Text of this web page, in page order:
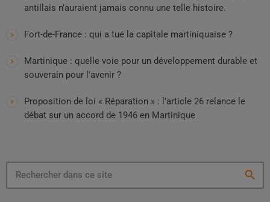
antillais n’auraient jamais connu une telle histoire.
Fort-de-France : qui a tué la capitale martiniquaise ?
Martinique : quelle voie pour un développement durable et
souverain pour l’avenir ?
Proposition de loi « Réparation » : l’article 26 relance le
débat sur un accord de 1946 en Martinique
search